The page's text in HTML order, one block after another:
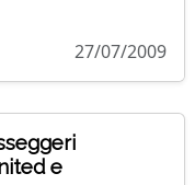
27/07/2009
e